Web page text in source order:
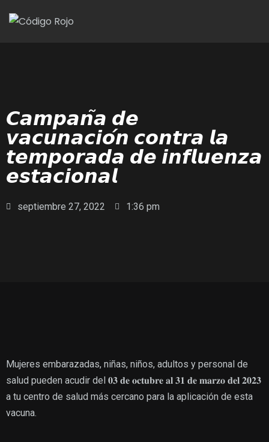
𝘾𝙖𝙢𝙥𝙖𝙣̃𝙖 𝙙𝙚
𝙫𝙖𝙘𝙪𝙣𝙖𝙘𝙞𝙤́𝙣 𝙘𝙤𝙣𝙩𝙧𝙖 𝙡𝙖
𝙩𝙚𝙢𝙥𝙤𝙧𝙖𝙙𝙖 𝙙𝙚 𝙞𝙣𝙛𝙡𝙪𝙚𝙣𝙯𝙖
𝙚𝙨𝙩𝙖𝙘𝙞𝙤𝙣𝙖𝙡
septiembre 27, 2022 1:36 pm
Mujeres embarazadas, niñas, niños, adultos y personal de
salud pueden acudir del 𝟎𝟑 𝐝𝐞 𝐨𝐜𝐭𝐮𝐛𝐫𝐞 𝐚𝐥 𝟑𝟏 𝐝𝐞 𝐦𝐚𝐫𝐳𝐨 𝐝𝐞𝐥 𝟐𝟎𝟐𝟑
a tu centro de salud más cercano para la aplicación de esta
vacuna.